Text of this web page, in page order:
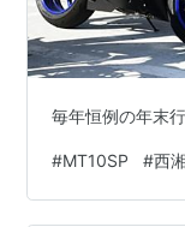
毎年恒例の年末
#MT10SP #西